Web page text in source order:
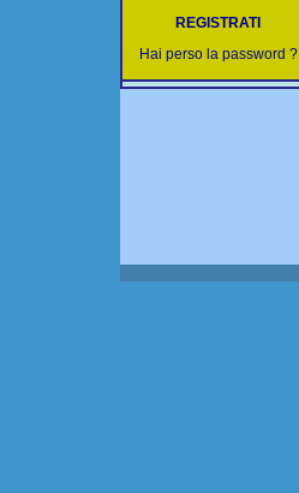
REGISTRATI
Hai perso la password ?